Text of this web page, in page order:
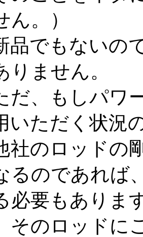
ん。）
でもないの
りません。
、もしパワ
いただく状況
社のロッドの
るのであれば
必要もありま
そのロッドに